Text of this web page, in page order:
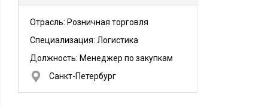
Отрасль: Розничная торговля
Специализация: Логистика
Должность: Менеджер по закупкам
Санкт-Петербург